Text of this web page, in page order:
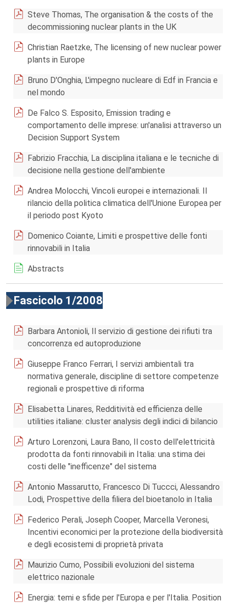
Steve Thomas, The organisation & the costs of the
decommissioning nuclear plants in the UK
Christian Raetzke, The licensing of new nuclear power
plants in Europe
Bruno D'Onghia, L'impegno nucleare di Edf in Francia e
nel mondo
De Falco S. Esposito, Emission trading e
comportamento delle imprese: un'analisi attraverso un
Decision Support System
Fabrizio Fracchia, La disciplina italiana e le tecniche di
decisione nella gestione dell'ambiente
Andrea Molocchi, Vincoli europei e internazionali. Il
rilancio della politica climatica dell'Unione Europea per
il periodo post Kyoto
Domenico Coiante, Limiti e prospettive delle fonti
rinnovabili in Italia
Abstracts
Fascicolo 1/2008
Barbara Antonioli, Il servizio di gestione dei rifiuti tra
concorrenza ed autoproduzione
Giuseppe Franco Ferrari, I servizi ambientali tra
normativa generale, discipline di settore competenze
regionali e prospettive di riforma
Elisabetta Linares, Redditività ed efficienza delle
utilities italiane: cluster analysis degli indici di bilancio
Arturo Lorenzoni, Laura Bano, Il costo dell'elettricità
prodotta da fonti rinnovabili in Italia: una stima dei
costi delle "inefficenze" del sistema
Antonio Massarutto, Francesco Di Tuccci, Alessandro
Lodi, Prospettive della filiera del bioetanolo in Italia
Federico Perali, Joseph Cooper, Marcella Veronesi,
Incentivi economici per la protezione della biodiversità
e degli ecosistemi di proprietà privata
Maurizio Cumo, Possibili evoluzioni del sistema
elettrico nazionale
Energia: temi e sfide per l'Europa e per l'Italia. Position